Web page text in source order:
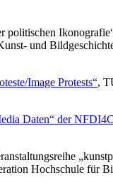
politischen
und
Image Protests“,
Daten“ der
Hochschule für